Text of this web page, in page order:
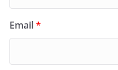
Email*